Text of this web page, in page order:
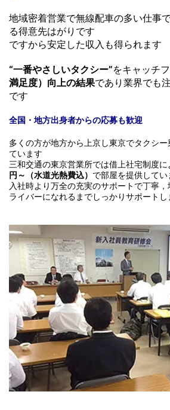
地域密着営業で無線配車の多い仕事
る得意先はがりです
ですから安定した収入も得られます
“一番やさしいタクシー”をキャッチ
満足度）向上の結果であり業界でも
です
全国・地方出身者からの応募も歓迎
多くの方が地方から上京し東京でタクシ
ています
三和交通の東京営業所では借上社宅制度に
円～（水道光熱費込） で部屋を提供してい
入社時より万全の充実のサポートで丁寧
ライバーになれるまでしっかりサポートし